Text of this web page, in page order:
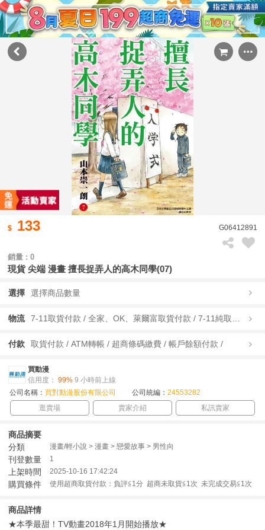
133 G06412891
銷量 : 0
現貨 尖端 漫畫 擅長捉弄人的高木同學(07)
選擇 選擇商品數量
物流
付款 取貨付款 / ATM轉帳 / 超商條碼繳費 / 帳戶餘額付款 /
買動漫
信用度： 99% 9 小時前上線
公司名稱： 買對動漫股份有限公司 公司統編： 24553282
逛賣場
賣家介紹 私訊賣家
商品摘要
分類
漫畫/輕小說 > 漫畫 > 戀愛故事 > 男性向
刊登數量 1
上架時間 2025-10-16 17:42:24
購買條件 使用超商取貨付款：負評≦1分 超商未取貨≦1次 未完成交易≦1次
商品詳情
★本季最甜！TV動畫2018年1月開始播放★